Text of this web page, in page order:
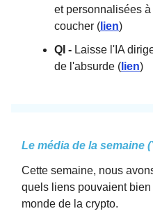
et personnalisées
coucher ( lien)
QI - Laisse l'IA
de l'absurde ( lien)
Le média de la semaine
Cette semaine, nous
quels liens pouvaient bien
monde de la crypto.